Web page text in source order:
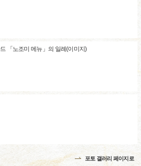
「노조미 메뉴」의 일례(이미지)
포토 갤러리 페이지로